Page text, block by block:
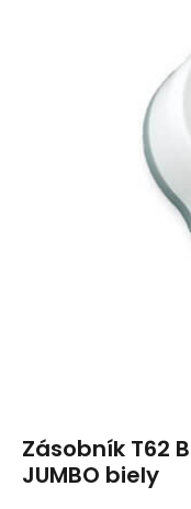
Zásobník T62
JUMBO biely